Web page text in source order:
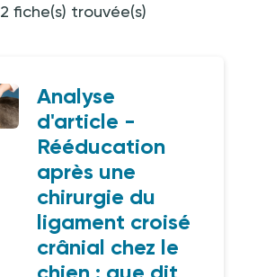
2 fiche(s) trouvée(s)
Analyse
d'article -
Rééducation
après une
chirurgie du
ligament croisé
crânial chez le
chien : que dit